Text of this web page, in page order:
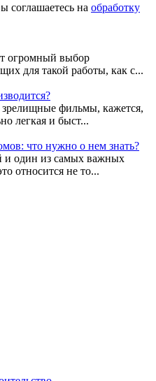
соглашаетесь на обработку
огромный выбор
для такой работы, как с...
фильмы, кажется,
легкая и быст...
что нужно о нем знать?
и один из самых важных
относится не то...